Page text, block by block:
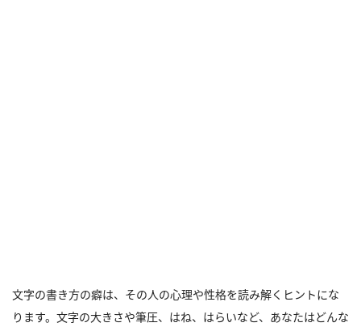
文字の書き方の癖は、その人の心理や性格を読み解くヒントにな
ります。文字の大きさや筆圧、はね、はらいなど、あなたはどんな